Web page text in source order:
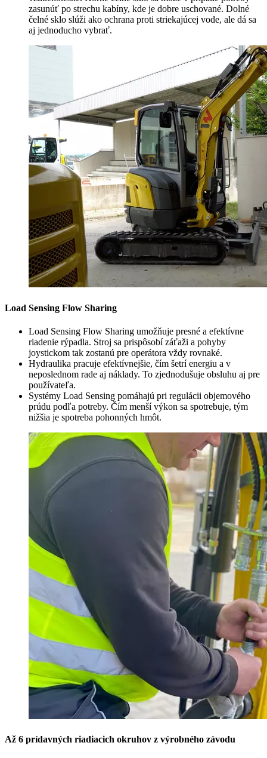
zasunúť po strechu kabíny, kde je dobre uschované. Dolné
čelné sklo slúži ako ochrana proti striekajúcej vode, ale dá sa
aj jednoducho vybrať.
Load Sensing Flow Sharing
Load Sensing Flow Sharing umožňuje presné a efektívne
riadenie rýpadla. Stroj sa prispôsobí záťaži a pohyby
joystickom tak zostanú pre operátora vždy rovnaké.
Hydraulika pracuje efektívnejšie, čím šetrí energiu a v
neposlednom rade aj náklady. To zjednodušuje obsluhu aj pre
používateľa.
Systémy Load Sensing pomáhajú pri regulácii objemového
prúdu podľa potreby. Čím menší výkon sa spotrebuje, tým
nižšia je spotreba pohonných hmôt.
Až 6 prídavných riadiacich okruhov z výrobného závodu